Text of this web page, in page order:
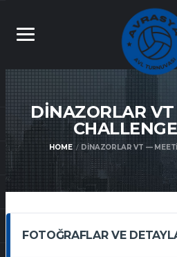
DINAZORLAR
CHALLENGE
HOME DINAZORLAR VT —
FOTOĞRAFLAR VE